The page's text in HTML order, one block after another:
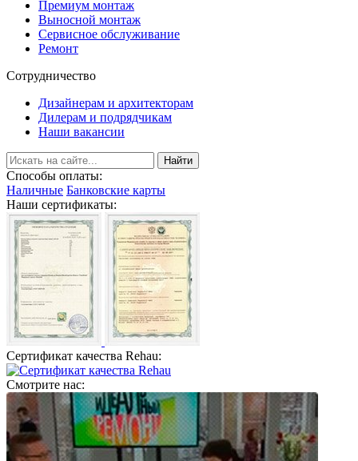
Премиум монтаж
Выносной монтаж
Сервисное обслуживание
Ремонт
Сотрудничество
Дизайнерам и архитекторам
Дилерам и подрядчикам
Наши вакансии
Найти
Способы оплаты:
Наличные Банковские карты
Наши сертификаты:
Сертификат качества Rehau:
Смотрите нас: